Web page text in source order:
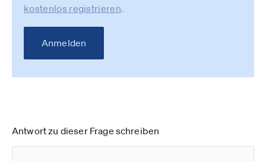
kostenlos registrieren.
Anmelden
Antwort zu dieser Frage schreiben